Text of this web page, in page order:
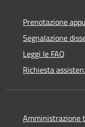
Prenotazione
Segnalazione
Leggi le FAQ
Richiesta
Amministrazione